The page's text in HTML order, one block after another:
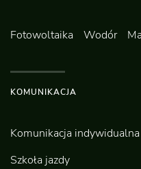
Fotowoltaika Wodór
KOMUNIKACJA
Komunikacja indywidualna
Szkoła jazdy